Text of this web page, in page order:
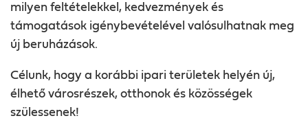
milyen feltételekkel, kedvezmények és
támogatások igénybevételével valósulhatnak meg
új beruházások.
Célunk, hogy a korábbi ipari területek helyén új,
élhető városrészek, otthonok és közösségek
szülessenek!